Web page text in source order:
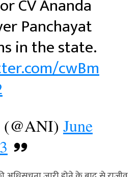
CV Ananda
Panchayat
in the state.
cwBm
June